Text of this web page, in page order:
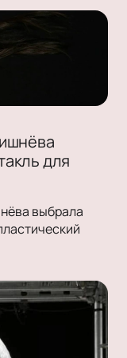
для
выбрала